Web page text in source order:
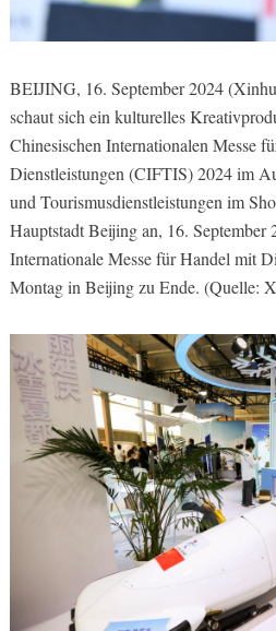
BEIJING, 16. September 2024
schaut sich ein kulturelles
Chinesischen Internationalen Messe
Dienstleistungen (CIFTIS) 2024 im
und Tourismusdienstleistungen im
Hauptstadt Beijing an, 16. September
Internationale Messe für Handel mit
Montag in Beijing zu Ende. (Quelle: